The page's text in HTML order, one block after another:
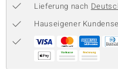
Collection
Lieferung nach
Hauseigener